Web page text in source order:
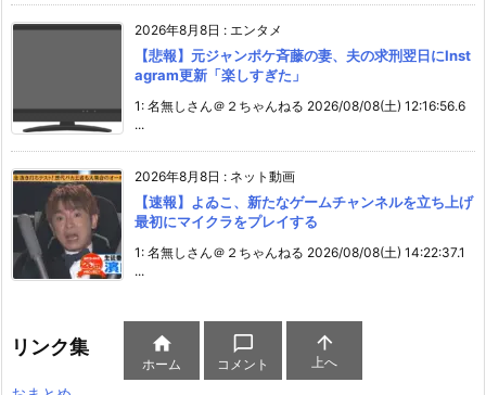
2026年8月8日 : エンタメ
【悲報】元ジャンポケ斉藤の妻、夫の求刑翌日にInst
agram更新「楽しすぎた」
1: 名無しさん＠２ちゃんねる 2026/08/08(土) 12:16:56.6
...
2026年8月8日 : ネット動画
【速報】よゐこ、新たなゲームチャンネルを立ち上げ
最初にマイクラをプレイする
1: 名無しさん＠２ちゃんねる 2026/08/08(土) 14:22:37.1
...
リンク集 
ホーム

コメント

上へ